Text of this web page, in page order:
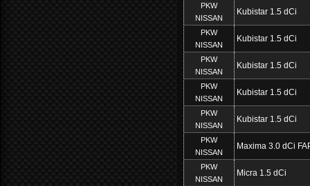
PKW
NISSAN
Kubistar 1.5 dCi
PKW
NISSAN
Kubistar 1.5 dCi
PKW
NISSAN
Kubistar 1.5 dCi
PKW
NISSAN
Kubistar 1.5 dCi
PKW
NISSAN
Kubistar 1.5 dCi
PKW
NISSAN
Maxima 3.0 dCi
PKW
NISSAN
Micra 1.5 dCi